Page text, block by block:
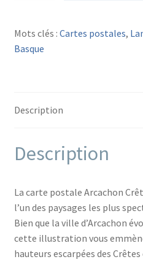
ARCACHON
Crêtes
Mots clés : Cartes postales,
Basque
Description
Description
La carte postale Arcachon
l’un des paysages les plus
Bien que la ville d’Arcachon
cette illustration vous
hauteurs escarpées des